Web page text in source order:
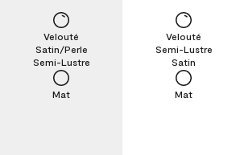
Mat
Semi-Lustre
Satin/Perle
Velouté
Mat
Satin
Semi-Lustre
Velouté